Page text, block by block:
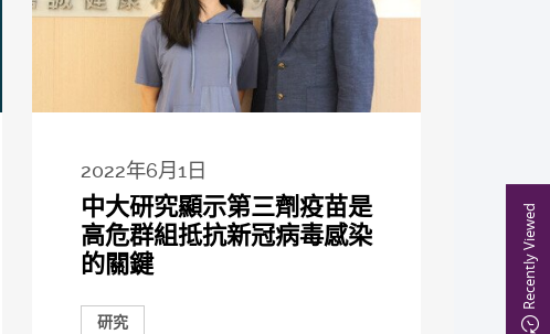
Recently Viewed
2022年6月1日
中大研究顯示第三劑疫苗是
高危群組抵抗新冠病毒感染
的關鍵
研究